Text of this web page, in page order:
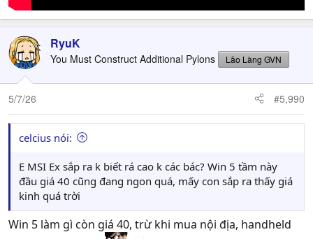
RyuK
You Must Construct Additional Pylons Lão Làng GVN
5/7/26 #5,990
celcius nói:
E MSI Ex sắp ra k biết rá cao k các bác? Win 5 tầm này
đầu giá 40 cũng đang ngon quá, mấy con sắp ra thấy giá
kinh quá trời
Win 5 làm gì còn giá 40, trừ khi mua nội địa, handheld